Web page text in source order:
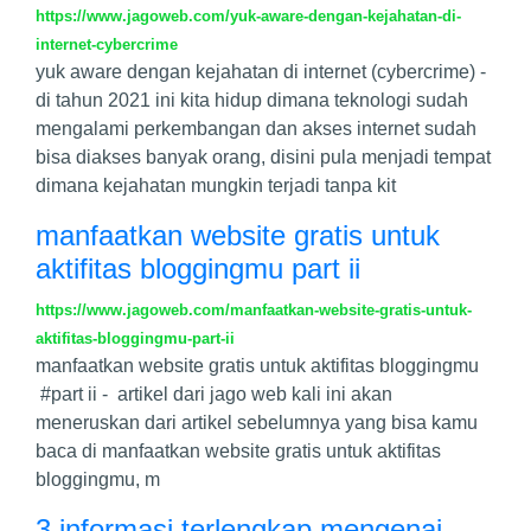
https://www.jagoweb.com/yuk-aware-dengan-kejahatan-di-
internet-cybercrime
yuk aware dengan kejahatan di internet (cybercrime) -
di tahun 2021 ini kita hidup dimana teknologi sudah
mengalami perkembangan dan akses internet sudah
bisa diakses banyak orang, disini pula menjadi tempat
dimana kejahatan mungkin terjadi tanpa kit
manfaatkan website gratis untuk
aktifitas bloggingmu part ii
https://www.jagoweb.com/manfaatkan-website-gratis-untuk-
aktifitas-bloggingmu-part-ii
manfaatkan website gratis untuk aktifitas bloggingmu
#part ii - artikel dari jago web kali ini akan
meneruskan dari artikel sebelumnya yang bisa kamu
baca di manfaatkan website gratis untuk aktifitas
bloggingmu, m